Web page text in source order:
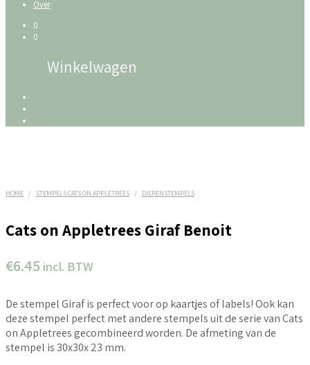
Over
0
0
Winkelwagen
HOME / STEMPELS CATS ON APPLETREES / DIERENSTEMPELS
Cats on Appletrees Giraf Benoit
€6.45 incl. BTW
De stempel Giraf is perfect voor op kaartjes of labels! Ook kan
deze stempel perfect met andere stempels uit de serie van Cats
on Appletrees gecombineerd worden. De afmeting van de
stempel is 30x30x 23 mm.